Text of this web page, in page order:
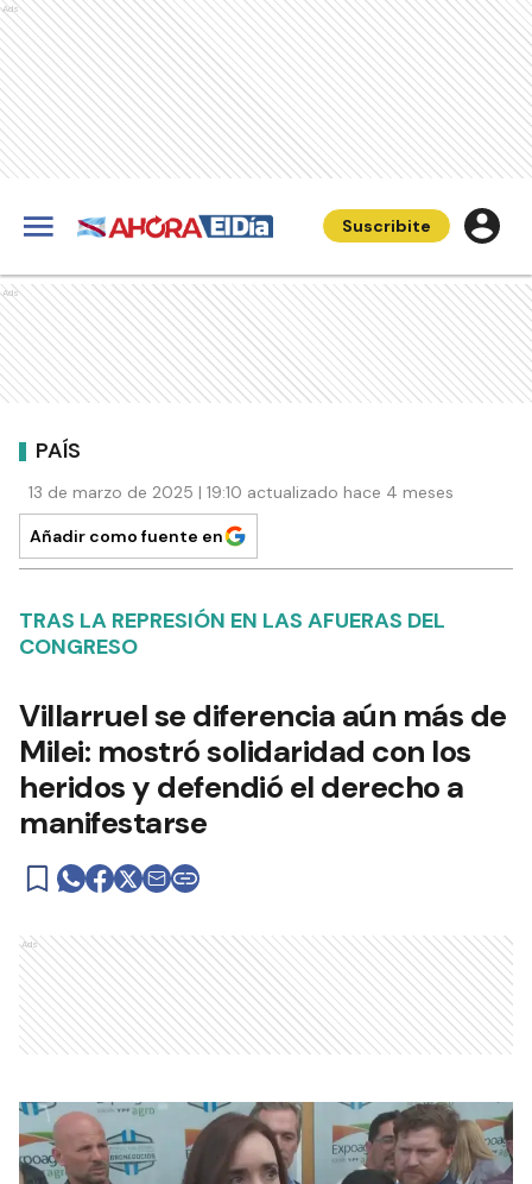
Ads
Suscribite
Ads
PAÍS
13 de marzo de 2025 | 19:10 actualizado hace 4 meses
Añadir como fuente en
TRAS LA REPRESIÓN EN LAS AFUERAS DEL
CONGRESO
Villarruel se diferencia aún más de
Milei: mostró solidaridad con los
heridos y defendió el derecho a
manifestarse
Ads